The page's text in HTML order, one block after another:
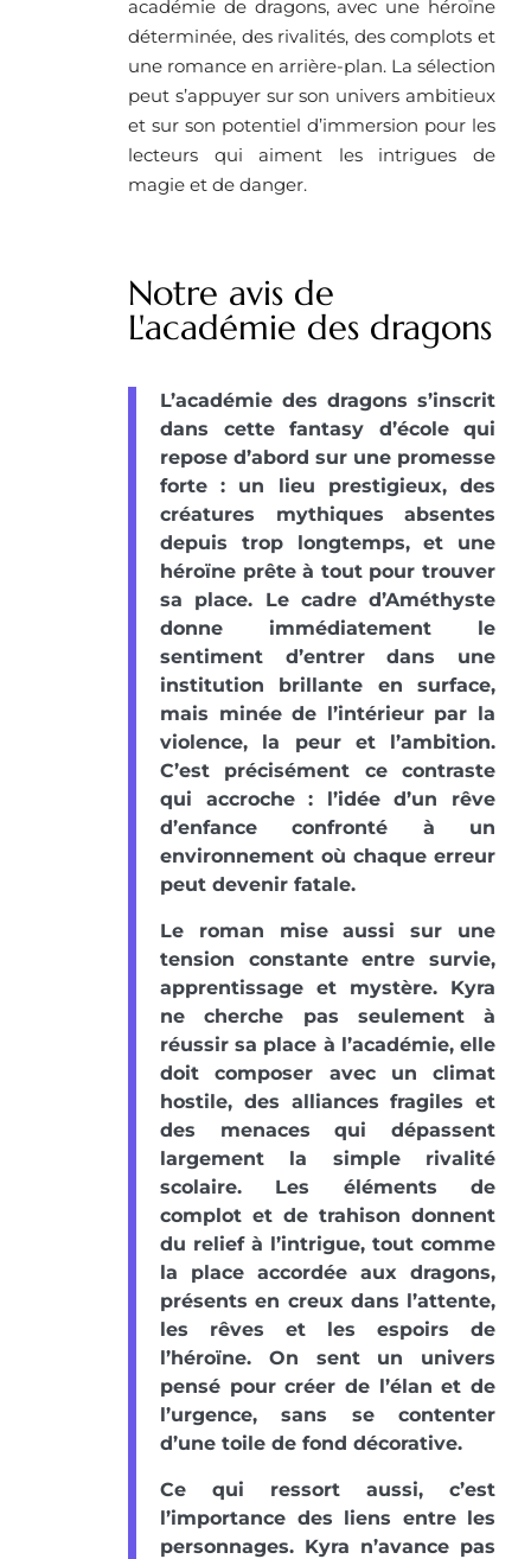
académie de dragons, avec une héroïne
déterminée, des rivalités, des complots et
une romance en arrière-plan. La sélection
peut s’appuyer sur son univers ambitieux
et sur son potentiel d’immersion pour les
lecteurs qui aiment les intrigues de
magie et de danger.
Notre avis de
L'académie des dragons
L’académie des dragons s’inscrit
dans cette fantasy d’école qui
repose d’abord sur une promesse
forte : un lieu prestigieux, des
créatures mythiques absentes
depuis trop longtemps, et une
héroïne prête à tout pour trouver
sa place. Le cadre d’Améthyste
donne immédiatement le
sentiment d’entrer dans une
institution brillante en surface,
mais minée de l’intérieur par la
violence, la peur et l’ambition.
C’est précisément ce contraste
qui accroche : l’idée d’un rêve
d’enfance confronté à un
environnement où chaque erreur
peut devenir fatale.
Le roman mise aussi sur une
tension constante entre survie,
apprentissage et mystère. Kyra
ne cherche pas seulement à
réussir sa place à l’académie, elle
doit composer avec un climat
hostile, des alliances fragiles et
des menaces qui dépassent
largement la simple rivalité
scolaire. Les éléments de
complot et de trahison donnent
du relief à l’intrigue, tout comme
la place accordée aux dragons,
présents en creux dans l’attente,
les rêves et les espoirs de
l’héroïne. On sent un univers
pensé pour créer de l’élan et de
l’urgence, sans se contenter
d’une toile de fond décorative.
Ce qui ressort aussi, c’est
l’importance des liens entre les
personnages. Kyra n’avance pas